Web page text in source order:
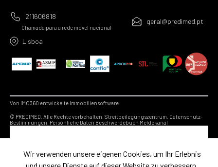
211606818
Chamada para a rede móvel nacional
geral@predimed.pt
Lisboa
Von IMO360 entwickelte Immobiliensoftware
© PREDIMED. Alle Rechte vorbehalten. Streitbeilegungszentrum. Datenschutz-
Bestimmungen. Persönliche Daten Beschwerdebuch Meldekanal
Wir verwenden unsere eigenen Cookies, um Ihr Erlebnis